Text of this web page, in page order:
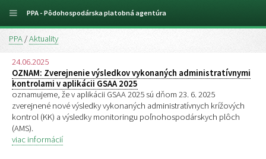
PPA /Aktuality
24.06.2025
OZNAM: Zverejnenie výsledkov vykonaných administratívnymi
kontrolami v aplikácii GSAA 2025
oznamujeme, že v aplikácii GSAA 2025 sú dňom 23. 6. 2025
zverejnené nové výsledky vykonaných administratívnych krížových
kontrol (KK) a výsledky monitoringu poľnohospodárskych plôch
(AMS).
viac informácií
PPA - Pôdohospodárska platobná agentúra